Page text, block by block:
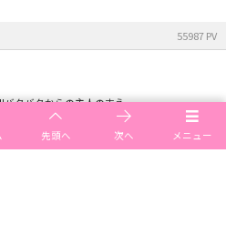
55987 PV
バタバタからの主人の支え
メニュー
先頭へ 次へ